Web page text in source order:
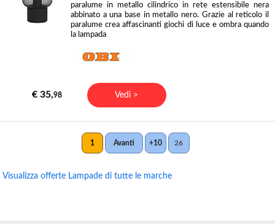
paralume in metallo cilindrico in rete estensibile nera
abbinato a una base in metallo nero. Grazie al reticolo il
paralume crea affascinanti giochi di luce e ombra quando
la lampada
€ 35,98 Vedi >
1 Avanti +10 26
Visualizza offerte Lampade di tutte le marche